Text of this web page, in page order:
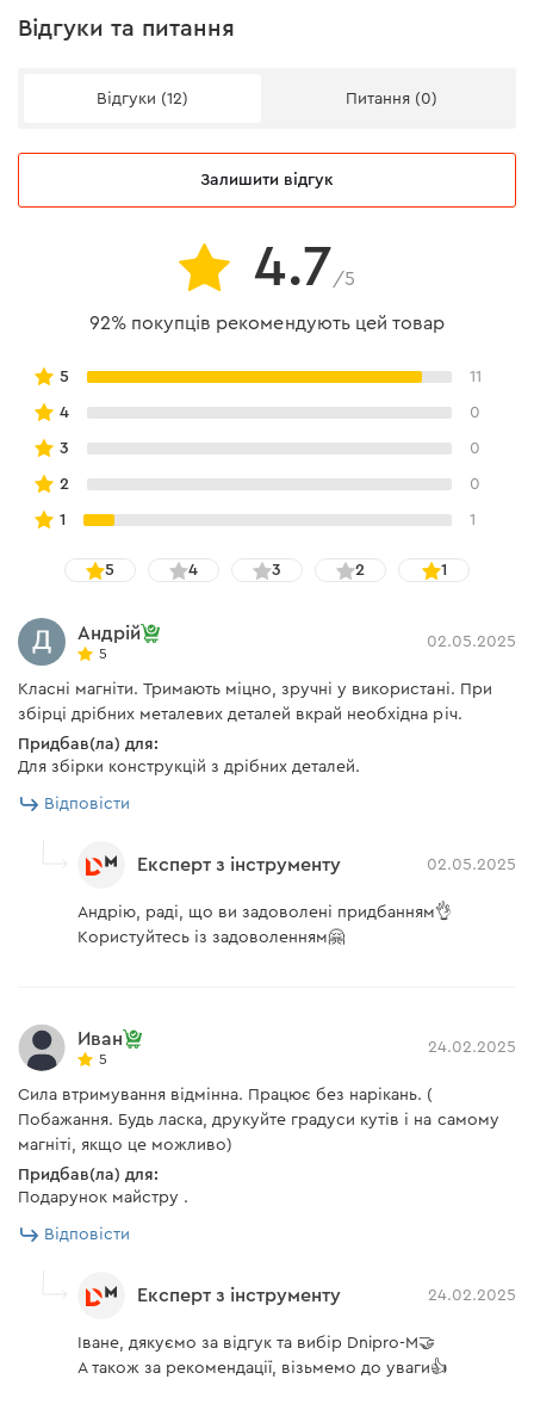
Відгуки та питання
Відгуки (12) Питання (0)
Залишити відгук
4.7/5
92% покупців рекомендують цей товар
5 11
4 0
3 0
2 0
1 1
5 4 3 2 1
Андрій
5
02.05.2025
Класні магніти. Тримають міцно, зручні у використані. При
збірці дрібних металевих деталей вкрай необхідна річ.
Придбав(ла) для:
Для збірки конструкцій з дрібних деталей.
Відповісти
Експерт з інструменту 02.05.2025
Андрію, раді, що ви задоволені придбанням👌
Користуйтесь із задоволенням🤗
Иван
5
24.02.2025
Сила втримування відмінна. Працює без нарікань. (
Побажання. Будь ласка, друкуйте градуси кутів і на самому
магніті, якщо це можливо)
Придбав(ла) для:
Подарунок майстру .
Відповісти
Експерт з інструменту 24.02.2025
Іване, дякуємо за відгук та вибір Dnipro-M🤝
А також за рекомендації, візьмемо до уваги👍